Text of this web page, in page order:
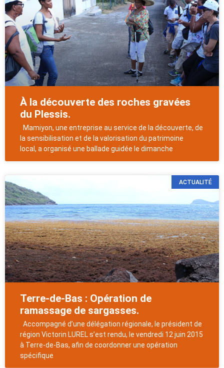
À la découverte des roches gravées
du Plessis.
Mamiyon, une entreprise au service de la découverte, de
la sensibilisation et de la valorisation du patrimoine
local, a organisé une ballade guidée le dimanche
ACTUALITÉ
Terre-de-Bas : Opération de
ramassage de sargasses.
Accompagné d’une délégation régionale, le président de
région Victorin LUREL s’est rendu, le vendredi 12 juin 2015
à Terre-de-Bas, afin de coordonner une opération
spécifique